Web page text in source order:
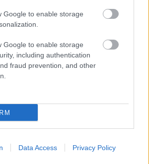
Google to enable storage
Google to enable storage
including authentication
fraud prevention, and other
Data Access Privacy Policy
levanduľa! 7 fialových